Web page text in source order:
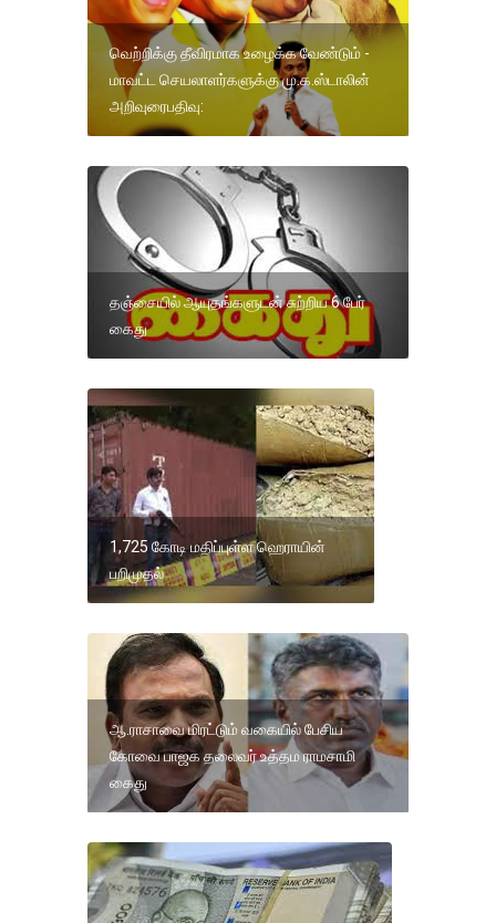
வெற்றிக்கு தீவிரமாக உழைக்க வேண்டும் -
மாவட்ட செயலாளர்களுக்கு மு.க.ஸ்டாலின்
அறிவுரைபதிவு:
தஞ்சையில் ஆயுதங்களுடன் சுற்றிய 6 பேர்
கைது
1,725 கோடி மதிப்புள்ள ஹெராயின்
பறிமுதல்
ஆ.ராசாவை மிரட்டும் வகையில் பேசிய
கோவை பாஜக தலைவர் உத்தம ராமசாமி
கைது